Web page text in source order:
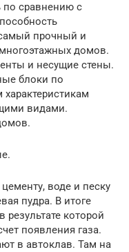
сравнению с
прочный и
многоэтажных домов.
и несущие стены.
блоки по
видами.
воде и песку
пудра. В итоге
результате которой
появления газа.
в автоклав. Там на